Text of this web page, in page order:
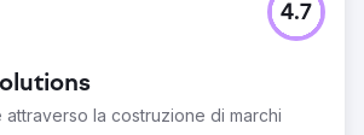
attraverso la costruzione di marchi
4.7